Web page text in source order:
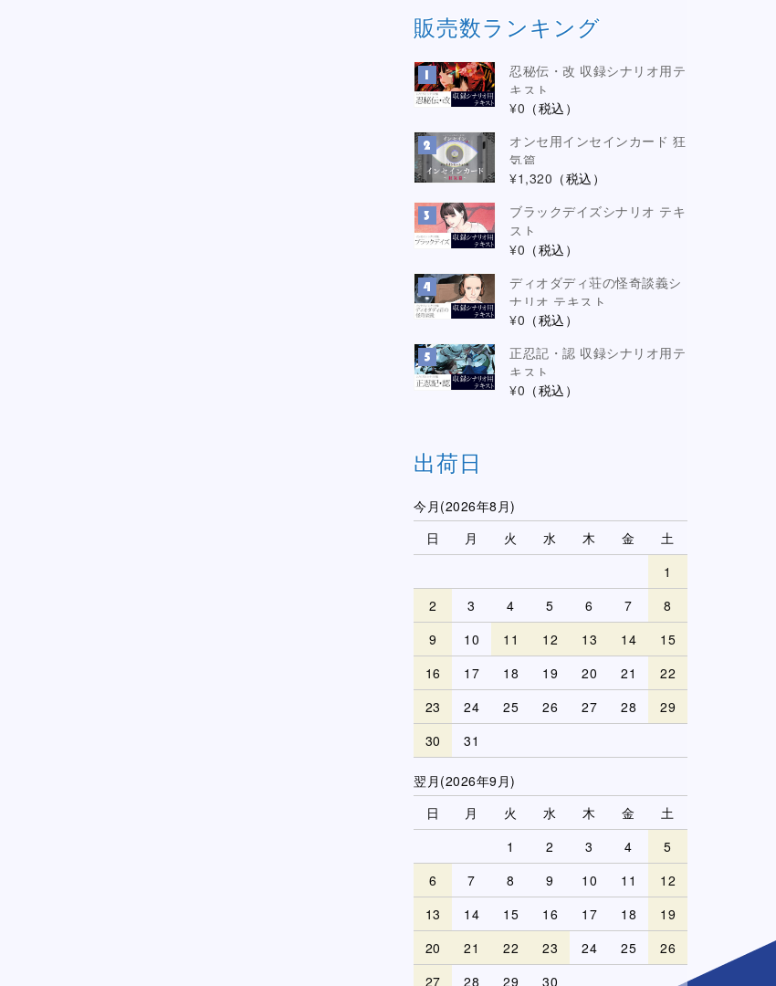
販売数ランキング
忍秘伝・改 収録シナリオ用テ
キスト
¥0 （税込）
オンセ用インセインカード 狂
気篇
¥1,320 （税込）
ブラックデイズシナリオ テキ
スト
¥0 （税込）
ディオダディ荘の怪奇談義シ
ナリオ テキスト
¥0 （税込）
正忍記・認 収録シナリオ用テ
キスト
¥0 （税込）
出荷日
今月(2026年8月)
日
月 火 水 木 金
土
1
2
3 4 5 6 7
8
9
10 11 12 13 14
15
16
17 18 19 20 21
22
23
24 25 26 27 28
29
30
31
翌月(2026年9月)
日
月 火 水 木 金
土
1
2 3 4
5
6
7 8 9 10 11
12
13
14 15 16 17 18
19
20
21 22 23 24 25
26
27
28 29 30